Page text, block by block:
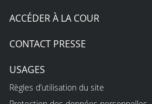
ACCÉDER À LA COUR
CONTACT PRESSE
USAGES
Règles d’utilisation du site